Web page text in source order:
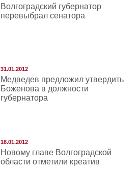
Волгоградский губернатор
перевыбрал сенатора
31.01.2012
Медведев предложил утвердить
Боженова в должности
губернатора
18.01.2012
Новому главе Волгоградской
области отметили креатив